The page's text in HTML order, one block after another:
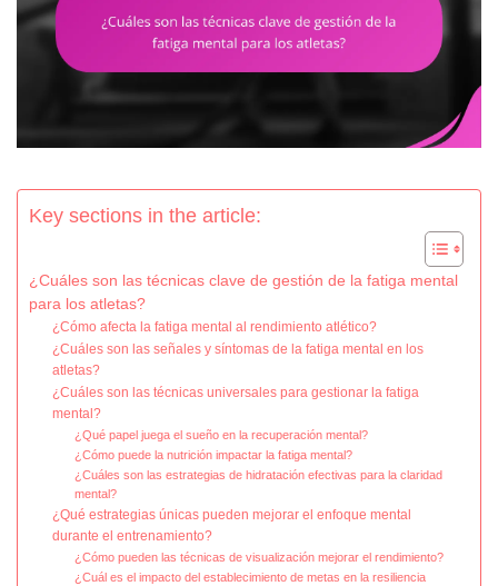
Key sections in the article:
¿Cuáles son las técnicas clave de gestión de la fatiga mental
para los atletas?
¿Cómo afecta la fatiga mental al rendimiento atlético?
¿Cuáles son las señales y síntomas de la fatiga mental en los
atletas?
¿Cuáles son las técnicas universales para gestionar la fatiga
mental?
¿Qué papel juega el sueño en la recuperación mental?
¿Cómo puede la nutrición impactar la fatiga mental?
¿Cuáles son las estrategias de hidratación efectivas para la claridad
mental?
¿Qué estrategias únicas pueden mejorar el enfoque mental
durante el entrenamiento?
¿Cómo pueden las técnicas de visualización mejorar el rendimiento?
¿Cuál es el impacto del establecimiento de metas en la resiliencia